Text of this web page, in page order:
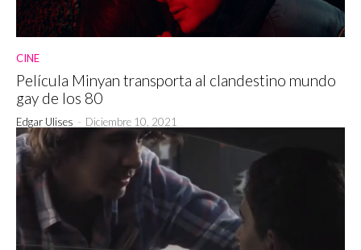
CINE
Película Minyan transporta al clandestino mundo
gay de los 80
Edgar Ulises - Diciembre 10, 2021